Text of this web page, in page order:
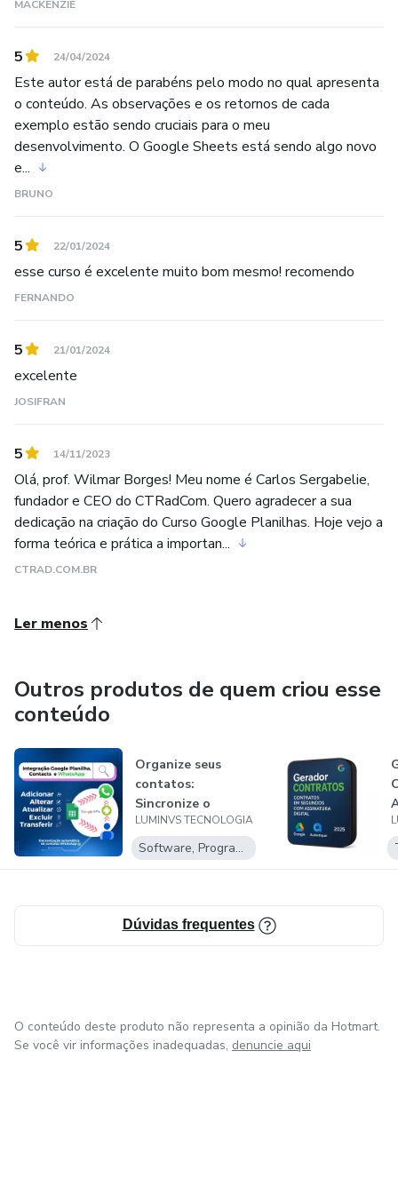
MACKENZIE
5 24/04/2024
Este autor está de parabéns pelo modo no qual apresenta
o conteúdo. As observações e os retornos de cada
exemplo estão sendo cruciais para o meu
desenvolvimento. O Google Sheets está sendo algo novo
e...
BRUNO
5 22/01/2024
esse curso é excelente muito bom mesmo! recomendo
FERNANDO
5 21/01/2024
excelente
JOSIFRAN
5 14/11/2023
Olá, prof. Wilmar Borges! Meu nome é Carlos Sergabelie,
fundador e CEO do CTRadCom. Quero agradecer a sua
dedicação na criação do Curso Google Planilhas. Hoje vejo a
forma teórica e prática a importan...
CTRAD.COM.BR
Ler menos
Outros produtos de quem criou esse
conteúdo
Organize seus
contatos:
Sincronize o
Google Contacts
com o W...
LUMINVS TECNOLOGIA
Software, Programas para baixar
Dúvidas frequentes
O conteúdo deste produto não representa a opinião da Hotmart.
Se você vir informações inadequadas, denuncie aqui